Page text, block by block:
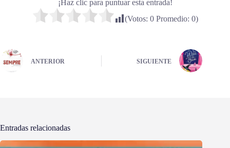
¡Haz clic para puntuar esta entrada!
(Votos: 0Promedio: 0)
ANTERIOR SIGUIENTE
Entradas relacionadas